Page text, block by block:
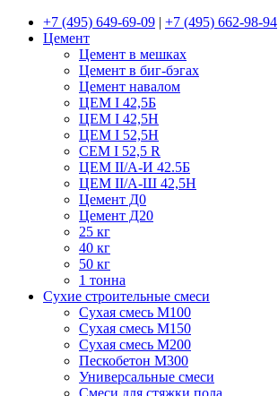
+7 (495) 649-69-09 | +7 (495) 662-98-94
Цемент
Цемент в мешках
Цемент в биг-бэгах
Цемент навалом
ЦЕМ I 42,5Б
ЦЕМ I 42,5Н
ЦЕМ I 52,5Н
CEM I 52,5 R
ЦЕМ II/А-И 42.5Б
ЦЕМ II/А-Ш 42,5Н
Цемент Д0
Цемент Д20
25 кг
40 кг
50 кг
1 тонна
Сухие строительные смеси
Сухая смесь М100
Сухая смесь М150
Сухая смесь М200
Пескобетон М300
Универсальные смеси
Смеси для стяжки пола